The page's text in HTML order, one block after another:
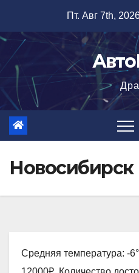
содержимому
Пт. Авг 7th,
Новосибирск
Средняя температура: -